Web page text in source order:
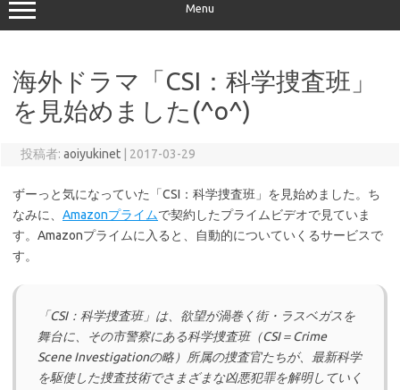
Menu
海外ドラマ「CSI：科学捜査班」
を見始めました(^o^)
投稿者: aoiyukinet 2017-03-29
ずーっと気になっていた「CSI：科学捜査班」を見始めました。ち
なみに、 Amazonプライムで契約したプライムビデオで見ていま
す。Amazonプライムに入ると、自動的についていくるサービスで
す。
「CSI：科学捜査班」は、欲望が渦巻く街・ラスベガスを
舞台に、その市警察にある科学捜査班（CSI＝Crime
Scene Investigationの略）所属の捜査官たちが、最新科学
を駆使した捜査技術でさまざまな凶悪犯罪を解明していく